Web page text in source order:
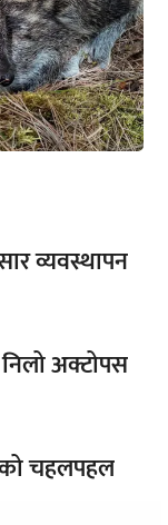
व्यवस्थापन
अक्टोपस
चहलपहल